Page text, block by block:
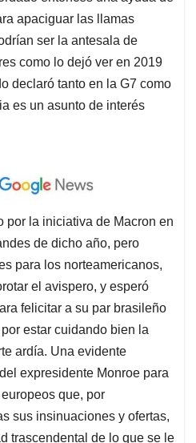
apaciguar las llamas
ser la antesala de
como lo dejó ver en 2019
declaró tanto en la G7 como
es un asunto de interés
por la iniciativa de Macron en
de dicho año, pero
para los norteamericanos,
el avispero, y esperó
felicitar a su par brasileño
estar cuidando bien la
ardía. Una evidente
expresidente Monroe para
que, por
sus insinuaciones y ofertas,
trascendental de lo que se le